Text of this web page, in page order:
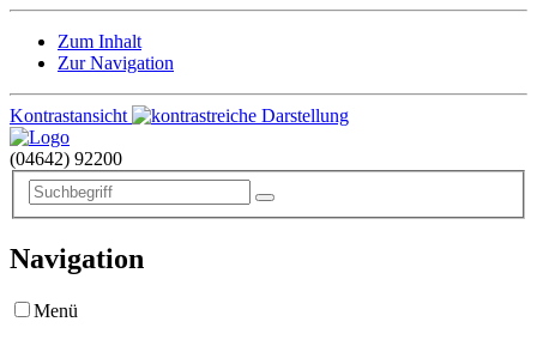
Zum Inhalt
Zur Navigation
Kontrastansicht
(04642) 92200
Navigation
Menü